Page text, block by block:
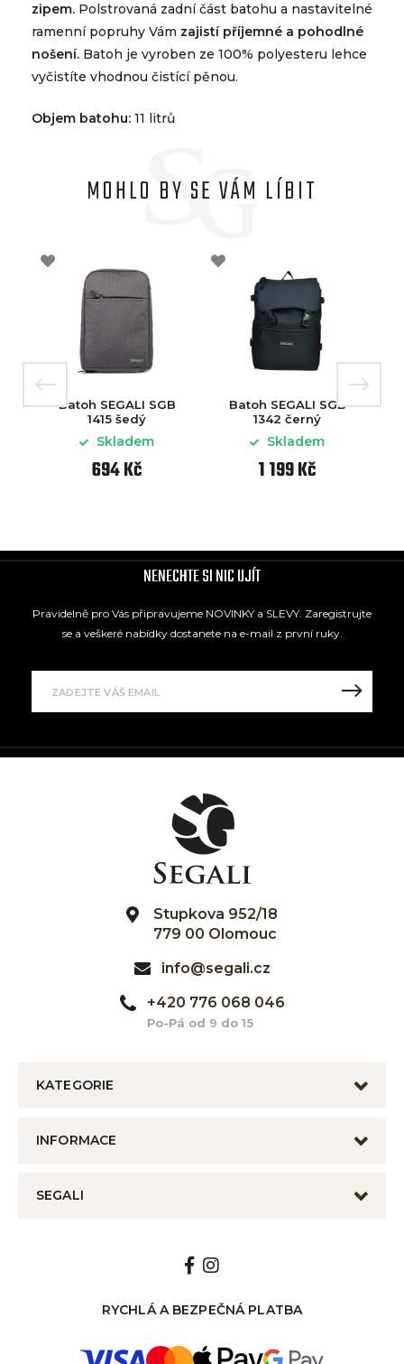
zipem. Polstrovaná zadní část batohu a nastavitelné
ramenní popruhy Vám zajistí příjemné a pohodlné
nošení. Batoh je vyroben ze 100% polyesteru lehce
vyčistíte vhodnou čistící pěnou.
Objem batohu: 11 litrů
MOHLO BY SE VÁM LÍBIT
Batoh SEGALI SGB
1415 šedý
Skladem
694 Kč
Batoh SEGALI SGB
1342 černý
Skladem
1 199 Kč
NENECHTE SI NIC UJÍT
Pravidelně pro Vás připravujeme NOVINKY a SLEVY. Zaregistrujte
se a veškeré nabídky dostanete na e-mail z první ruky.
Stupkova 952/18
779 00 Olomouc
info@segali.cz
+420 776 068 046
Po-Pá od 9 do 15
KATEGORIE
INFORMACE
SEGALI
RYCHLÁ A BEZPEČNÁ PLATBA